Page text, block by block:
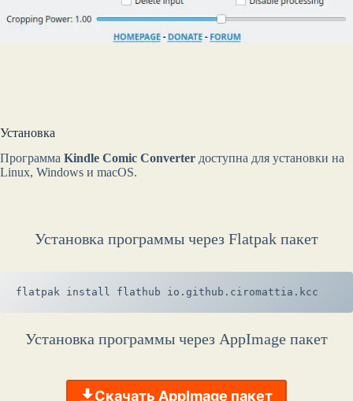
Установка
Программа Kindle Comic Converter доступна для установки на
Linux, Windows и macOS.
Установка программы через Flatpak пакет
flatpak install flathub io.github.ciromattia.kcc
Установка программы через AppImage пакет
Скачать AppImage пакет